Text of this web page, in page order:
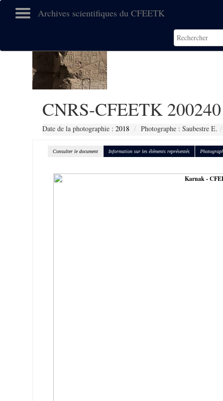
Archives scientifiques du CFEETK
CNRS-CFEETK 200240
Date de la photographie : 2018 Photographe : Saubestre E.
Consulter le document Information sur les éléments représentés